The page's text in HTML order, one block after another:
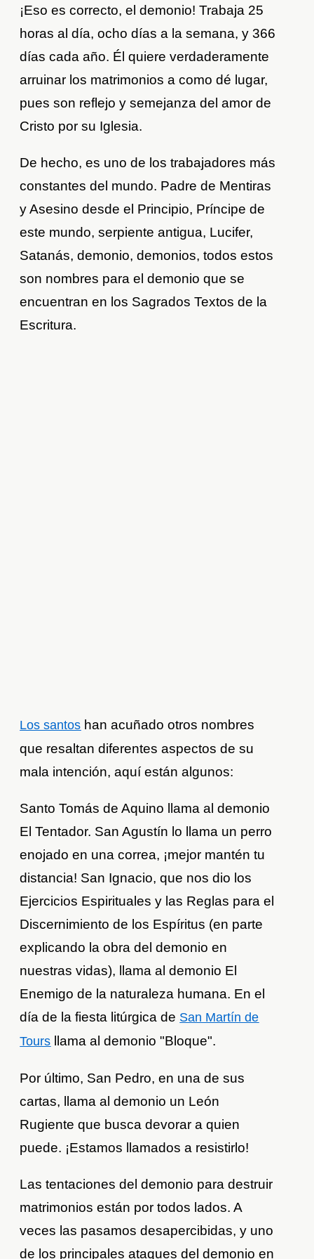
¡Eso es correcto, el demonio! Trabaja 25
horas al día, ocho días a la semana, y 366
días cada año. Él quiere verdaderamente
arruinar los matrimonios a como dé lugar,
pues son reflejo y semejanza del amor de
Cristo por su Iglesia.
De hecho, es uno de los trabajadores más
constantes del mundo. Padre de Mentiras
y Asesino desde el Principio, Príncipe de
este mundo, serpiente antigua, Lucifer,
Satanás, demonio, demonios, todos estos
son nombres para el demonio que se
encuentran en los Sagrados Textos de la
Escritura.
Los santos han acuñado otros nombres
que resaltan diferentes aspectos de su
mala intención, aquí están algunos:
Santo Tomás de Aquino llama al demonio
El Tentador. San Agustín lo llama un perro
enojado en una correa, ¡mejor mantén tu
distancia! San Ignacio, que nos dio los
Ejercicios Espirituales y las Reglas para el
Discernimiento de los Espíritus (en parte
explicando la obra del demonio en
nuestras vidas), llama al demonio El
Enemigo de la naturaleza humana. En el
día de la fiesta litúrgica de San Martín de
Tours llama al demonio "Bloque".
Por último, San Pedro, en una de sus
cartas, llama al demonio un León
Rugiente que busca devorar a quien
puede. ¡Estamos llamados a resistirlo!
Las tentaciones del demonio para destruir
matrimonios están por todos lados. A
veces las pasamos desapercibidas, y uno
de los principales ataques del demonio en